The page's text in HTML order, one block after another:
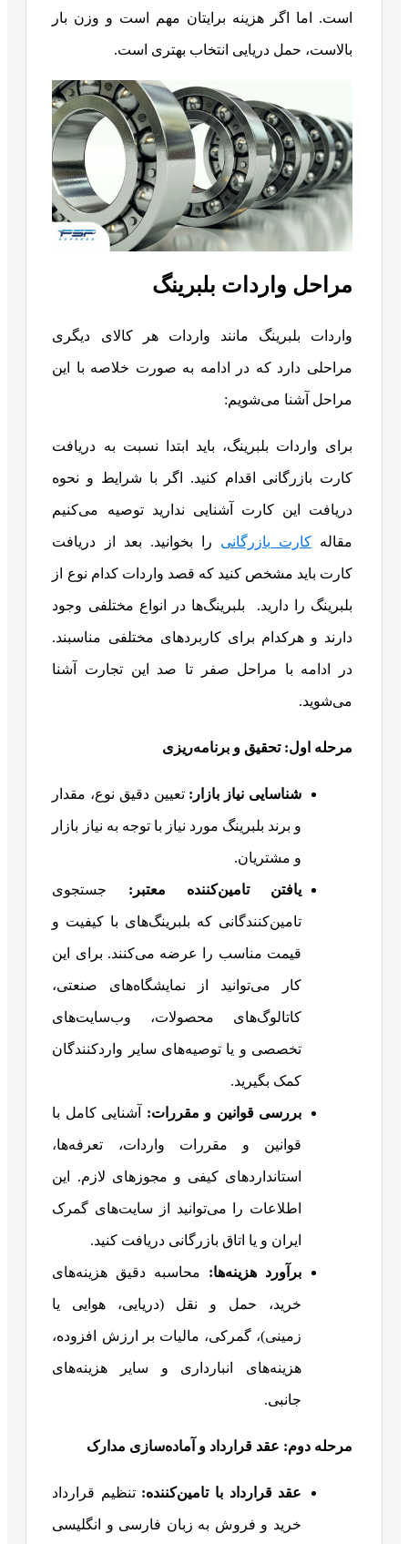
است. اما اگر هزینه برایتان مهم است و وزن بار
بالاست، حمل دریایی انتخاب بهتری است.
مراحل واردات بلبرینگ
واردات بلبرینگ مانند واردات هر کالای دیگری
مراحلی دارد که در ادامه به صورت خلاصه با این
مراحل آشنا می‌شویم:
برای واردات بلبرینگ، باید ابتدا نسبت به دریافت
کارت بازرگانی اقدام کنید. اگر با شرایط و نحوه
دریافت این کارت آشنایی ندارید توصیه می‌کنیم
مقالهکارت بازرگانی را بخوانید. بعد از دریافت
کارت باید مشخص کنید که قصد واردات کدام نوع از
بلبرینگ را دارید. بلبرینگ‌ها در انواع مختلفی وجود
دارند و هرکدام برای کاربردهای مختلفی مناسبند.
در ادامه با مراحل صفر تا صد این تجارت آشنا
می‌شوید.
مرحله اول: تحقیق و برنامه‌ریزی
شناسایی نیاز بازار : تعیین دقیق نوع، مقدار
و برند بلبرینگ مورد نیاز با توجه به نیاز بازار
و مشتریان.
یافتن تامین‌کننده معتبر : جستجوی
تامین‌کنندگانی که بلبرینگ‌های با کیفیت و
قیمت مناسب را عرضه می‌کنند. برای این
کار می‌توانید از نمایشگاه‌های صنعتی،
کاتالوگ‌های محصولات، وب‌سایت‌های
تخصصی و یا توصیه‌های سایر واردکنندگان
کمک بگیرید.
بررسی قوانین و مقررات: آشنایی کامل با
قوانین و مقررات واردات، تعرفه‌ها،
استانداردهای کیفی و مجوزهای لازم. این
اطلاعات را می‌توانید از سایت‌های گمرک
ایران و یا اتاق بازرگانی دریافت کنید.
برآورد هزینه‌ها: محاسبه دقیق هزینه‌های
خرید، حمل و نقل (دریایی، هوایی یا
زمینی)، گمرکی، مالیات بر ارزش افزوده،
هزینه‌های انبارداری و سایر هزینه‌های
جانبی.
مرحله دوم: عقد قرارداد و آماده‌سازی مدارک
عقد قرارداد با تامین‌کننده: تنظیم قرارداد
خرید و فروش به زبان فارسی و انگلیسی